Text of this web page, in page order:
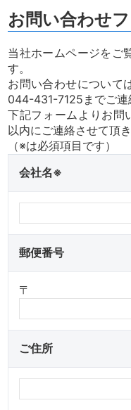
お問い合わせ
当社ホームページをご
す。
お問い合わせについて
044-431-7125までご連
下記フォームよりお問
以内にご連絡させて頂き
（※は必須項目です）
会社名※
郵便番号
〒
ご住所